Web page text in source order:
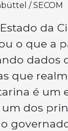
/ SECOM
da
o que a
dados
que
é um
dos